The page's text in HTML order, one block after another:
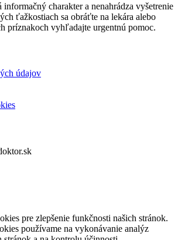
charakter a nenahrádza vyšetrenie
ťažkostiach sa obráťte na lekára alebo
príznakoch vyhľadajte urgentnú pomoc.
údajov
pre zlepšenie funkčnosti našich stránok.
používame na vykonávanie analýz